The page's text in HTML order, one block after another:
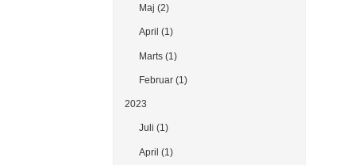
Maj (2)
April (1)
Marts (1)
Februar (1)
2023
Juli (1)
April (1)